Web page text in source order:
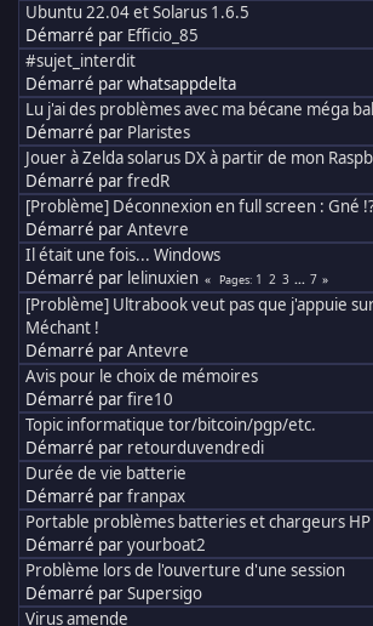
Ubuntu 22.04 et Solarus 1.6.5
Démarré par Efficio_85
#sujet_interdit
Démarré par whatsappdelta
Lu j'ai des problèmes avec ma bécane méga
Démarré par Plaristes
Jouer à Zelda solarus DX à partir de mon
Démarré parfredR
[Problème] Déconnexion en full screen : Gné
Démarré parAntevre
Il était une fois... Windows
Démarré par lelinuxien Pages 1 2 3 ... 7
[Problème] Ultrabook veut pas que j'appuie
Méchant !
Démarré parAntevre
Avis pour le choix de mémoires
Démarré parfire10
Topic informatique tor/bitcoin/pgp/etc.
Démarré par retourduvendredi
Durée de vie batterie
Démarré parfranpax
Portable problèmes batteries et chargeurs HP
Démarré paryourboat2
Problème lors de l'ouverture d'une session
Démarré parSupersigo
Virus amende